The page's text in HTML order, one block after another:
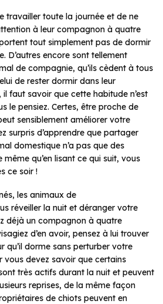
travailler toute la journée et de ne
à leur compagnon à quatre
tout simplement pas de dormir
D’autres encore sont tellement
de compagnie, qu’ils cèdent à tous
de rester dormir dans leur
il faut savoir que cette habitude n’est
le pensiez. Certes, être proche de
sensiblement améliorer votre
surpris d’apprendre que partager
domestique n’a pas que des
qu’en lisant ce qui suit, vous
ce soir !
les animaux de
réveiller la nuit et déranger votre
déjà un compagnon à quatre
d’en avoir, pensez à lui trouver
qu’il dorme sans perturber votre
vous devez savoir que certains
très actifs durant la nuit et peuvent
reprises, de la même façon
de chiots peuvent en